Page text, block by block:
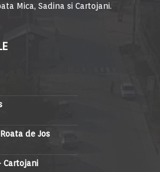
Mica, Sadina si Cartojani.
de Jos
Cartojani